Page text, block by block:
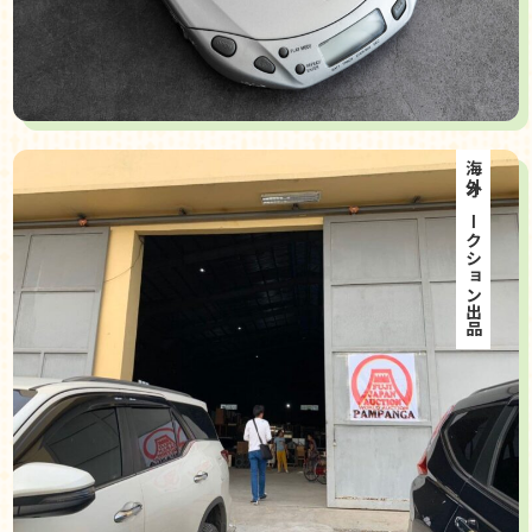
海外オークション出品